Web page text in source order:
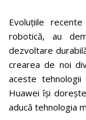
Evoluțiile
robotică, au
dezvoltare
crearea de noi
aceste
Huawei își
aducă tehnologia